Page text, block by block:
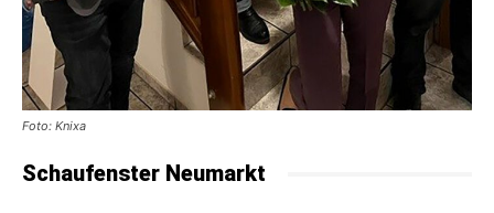
Foto: Knixa
Schaufenster Neumarkt